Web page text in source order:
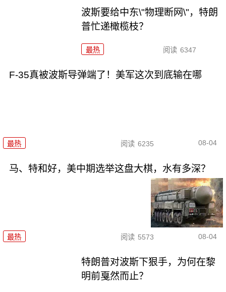
波斯要给中东\"物理断网\"，特朗
普忙递橄榄枝？
最热 阅读 6347
F-35真被波斯导弹端了！美军这次到底输在哪
最热 阅读 6235 08-04
马、特和好，美中期选举这盘大棋，水有多深？
最热 阅读 5573 08-04
特朗普对波斯下狠手，为何在黎
明前戛然而止？